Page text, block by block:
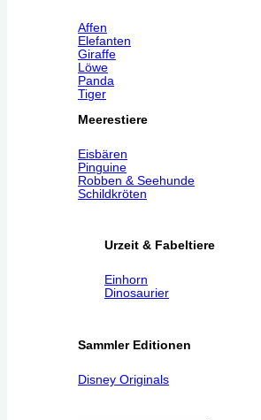
Affen
Elefanten
Giraffe
Löwe
Panda
Tiger
Meerestiere
Eisbären
Pinguine
Robben & Seehunde
Schildkröten
Urzeit & Fabeltiere
Einhorn
Dinosaurier
Sammler Editionen
Disney Originals